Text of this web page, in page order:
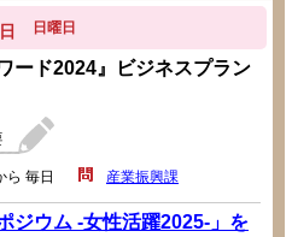
日 日曜日
ード2024』ビジネスプラン
ら 毎日 産業振興課
ジウム -女性活躍2025-」を